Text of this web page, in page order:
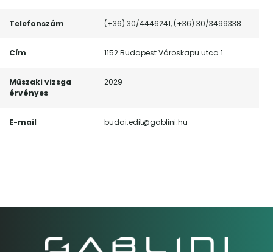
Telefonszám (+36) 30/4446241, (+36) 30/3499338
Cím 1152 Budapest Városkapu utca 1.
Műszaki vizsga
érvényes
2029
E-mail budai.edit@gablini.hu